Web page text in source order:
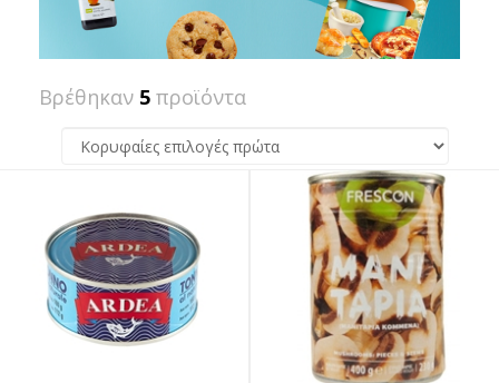
Βρέθηκαν 5 προϊόντα